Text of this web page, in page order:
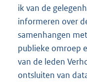
ik van de
informeren over
samenhangen
publieke omroep
van de leden
ontsluiten van